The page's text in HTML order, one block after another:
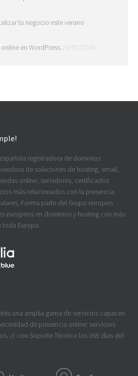
tu negocio este verano
en WordPress 21/07/2026
registradora de dominios
de soluciones de hosting, email,
online, servidores, certificados
más relacionados con la presencia
Forma parte del Grupo europeo
europeos en dominios y hosting con más
toda Europa.
una amplia gama de servicios capaces
de presencia online: servicios
¡Y con Soporte Técnico los 365 días del